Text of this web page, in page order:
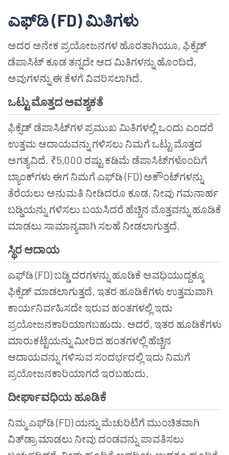
ಎಫ್‌ಡಿ (FD) ಮಿತಿಗಳು
ಅದರ ಅನೇಕ ಪ್ರಯೋಜನಗಳ ಹೊರತಾಗಿಯೂ, ಫಿಕ್ಸೆಡ್
ಡೆಪಾಸಿಟ್ ಕೂಡ ತನ್ನದೇ ಆದ ಮಿತಿಗಳನ್ನು ಹೊಂದಿದೆ,
ಅವುಗಳನ್ನು ಈ ಕೆಳಗೆ ವಿವರಿಸಲಾಗಿದೆ.
ಒಟ್ಟು ಮೊತ್ತದ ಅವಶ್ಯಕತೆ
ಫಿಕ್ಸೆಡ್ ಡೆಪಾಸಿಟ್‌ಗಳ ಪ್ರಮುಖ ಮಿತಿಗಳಲ್ಲಿ ಒಂದು ಎಂದರೆ
ಉತ್ತಮ ಆದಾಯವನ್ನು ಗಳಿಸಲು ನಿಮಗೆ ಒಟ್ಟು ಮೊತ್ತದ
ಅಗತ್ಯವಿದೆ. ₹5,000 ರಷ್ಟು ಕಡಿಮೆ ಡೆಪಾಸಿಟ್‌ಗಳೊಂದಿಗೆ
ಬ್ಯಾಂಕ್‌ಗಳು ಈಗ ನಿಮಗೆ ಎಫ್‌ಡಿ (FD) ಅಕೌಂಟ್‌ಗಳನ್ನು
ತೆರೆಯಲು ಅನುಮತಿ ನೀಡಿದರೂ ಕೂಡ, ನೀವು ಗಮನಾರ್ಹ
ಬಡ್ಡಿಯನ್ನು ಗಳಿಸಲು ಬಯಸಿದರೆ ಹೆಚ್ಚಿನ ಮೊತ್ತವನ್ನು ಹೂಡಿಕೆ
ಮಾಡಲು ಸಾಮಾನ್ಯವಾಗಿ ಸಲಹೆ ನೀಡಲಾಗುತ್ತದೆ.
ಸ್ಥಿರ ಆದಾಯ
ಎಫ್‌ಡಿ (FD) ಬಡ್ಡಿ ದರಗಳನ್ನು ಹೂಡಿಕೆ ಅವಧಿಯುದ್ದಕ್ಕೂ
ಫಿಕ್ಸೆಡ್ ಮಾಡಲಾಗುತ್ತದೆ. ಇತರ ಹೂಡಿಕೆಗಳು ಉತ್ತಮವಾಗಿ
ಕಾರ್ಯನಿರ್ವಹಿಸದೇ ಇರುವ ಹಂತಗಳಲ್ಲಿ ಇದು
ಪ್ರಯೋಜನಕಾರಿಯಾಗಬಹುದು. ಆದರೆ, ಇತರ ಹೂಡಿಕೆಗಳು
ಮಾರುಕಟ್ಟೆಯನ್ನು ಮೀರಿದ ಹಂತಗಳಲ್ಲಿ ಹೆಚ್ಚಿನ
ಆದಾಯವನ್ನು ಗಳಿಸುವ ಸಂದರ್ಭದಲ್ಲಿ ಇದು ನಿಮಗೆ
ಪ್ರಯೋಜನಕಾರಿಯಾಗದೆ ಇರಬಹುದು.
ದೀರ್ಘಾವಧಿಯ ಹೂಡಿಕೆ
ನಿಮ್ಮ ಎಫ್‌ಡಿ (FD) ಯನ್ನು ಮೆಚುರಿಟಿಗೆ ಮುಂಚಿತವಾಗಿ
ವಿತ್‌ಡ್ರಾ ಮಾಡಲು ನೀವು ದಂಡವನ್ನು ಪಾವತಿಸಲು